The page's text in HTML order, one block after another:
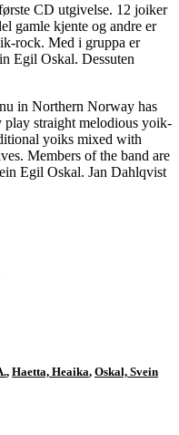
CD utgivelse. 12 joiker
gamle kjente og andre er
rock. Med i gruppa er
Egil Oskal. Dessuten
in Northern Norway has
play straight melodious yoik-
yoiks mixed with
Members of the band are
Egil Oskal. Jan Dahlqvist
, Haetta, Heaika, Oskal, Svein